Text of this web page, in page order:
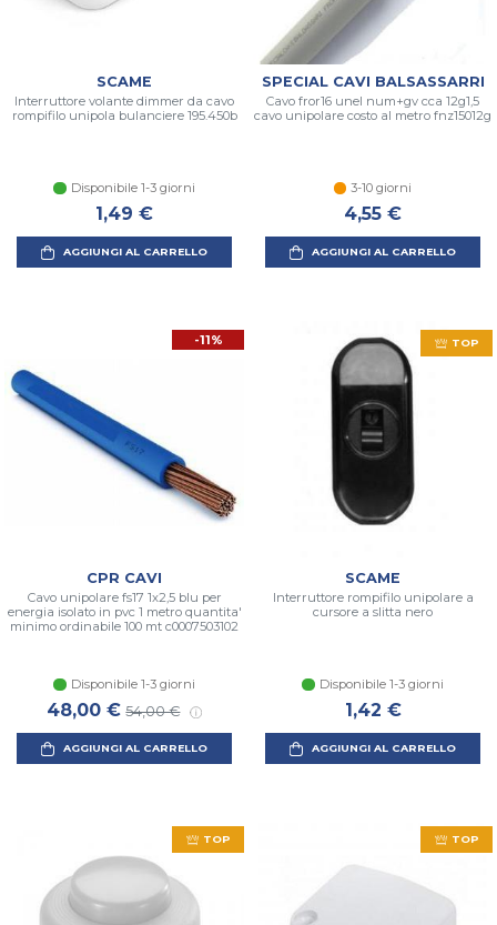
SCAME
Interruttore volante dimmer da cavo
rompifilo unipola bulanciere 195.450b
Disponibile 1-3 giorni
1,49 €
AGGIUNGI AL CARRELLO
SPECIAL CAVI BALSASSARRI
Cavo fror16 unel num+gv cca 12g1,5
cavo unipolare costo al metro fnz15012g
3-10 giorni
4,55 €
AGGIUNGI AL CARRELLO
-11%
CPR CAVI
Cavo unipolare fs17 1x2,5 blu per
energia isolato in pvc 1 metro quantita'
minimo ordinabile 100 mt c0007503102
Disponibile 1-3 giorni
48,00 € 54,00 €
AGGIUNGI AL CARRELLO
TOP
SCAME
Interruttore rompifilo unipolare a
cursore a slitta nero
Disponibile 1-3 giorni
1,42 €
AGGIUNGI AL CARRELLO
TOP TOP